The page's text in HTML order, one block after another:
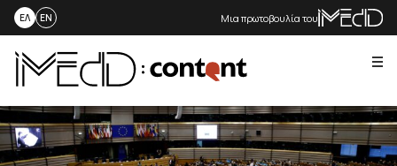
Skip
to
content
ΕΛ EN Μια πρωτοβουλία του